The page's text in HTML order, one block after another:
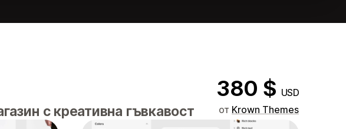
380 $ USD
с креативна гъвкавост от Krown Themes